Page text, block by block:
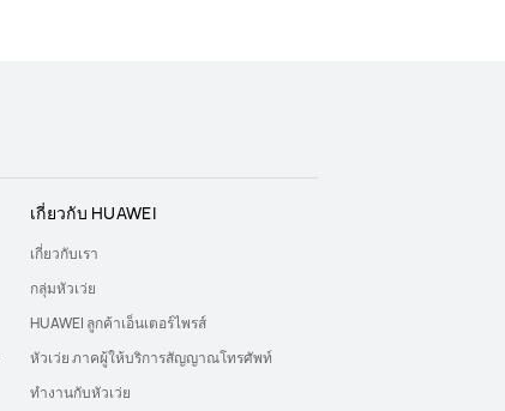
เกี่ยวกับ HUAWEI
เกี่ยวกับเรา
กลุ่มหัวเว่ย
HUAWEI ลูกค้าเอ็นเตอร์ไพรส์
หัวเว่ย ภาคผู้ให้บริการสัญญาณโทรศัพท์
ทำงานกับหัวเว่ย